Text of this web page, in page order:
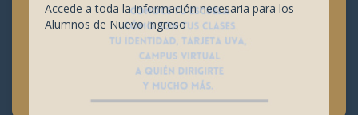
Accede a toda la información necesaria para los
Alumnos de Nuevo Ingreso